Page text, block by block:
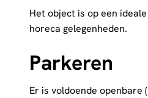
Het object is op een
horeca gelegenheden.
Parkeren
Er is voldoende openbare